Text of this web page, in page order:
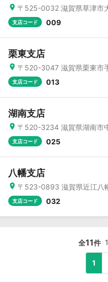
〒525-0032 滋賀県草津市
支店コード 009
栗東支店
〒520-3047 滋賀県栗東市
支店コード 013
湖南支店
〒520-3234 滋賀県湖南市
支店コード 025
八幡支店
〒523-0893 滋賀県近江八
支店コード 032
全11件
1